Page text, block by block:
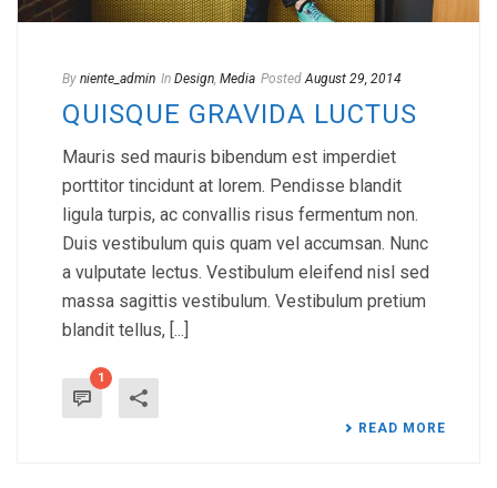
By niente_admin In Design, Media Posted August 29, 2014
QUISQUE GRAVIDA LUCTUS
Mauris sed mauris bibendum est imperdiet
porttitor tincidunt at lorem. Pendisse blandit
ligula turpis, ac convallis risus fermentum non.
Duis vestibulum quis quam vel accumsan. Nunc
a vulputate lectus. Vestibulum eleifend nisl sed
massa sagittis vestibulum. Vestibulum pretium
blandit tellus, [...]
1
READ MORE